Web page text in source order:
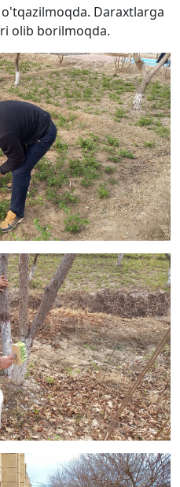
Daraxtlarga
olib borilmoqda.